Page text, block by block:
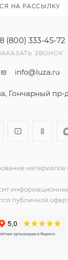
НА РАССЫЛКУ
8 (800) 333-45-72
ЗВОНОК
info@luza.ru
Гончарный пр-
материалов
публичной